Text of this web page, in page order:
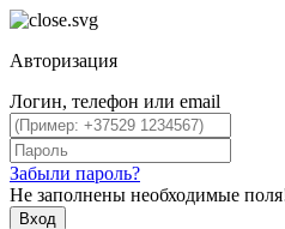
Авторизация
Логин, телефон или email
Забыли пароль?
Не заполнены необходимые
Вход